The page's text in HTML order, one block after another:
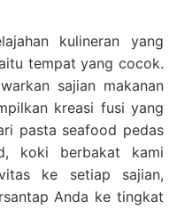
kulineran yang
tempat yang cocok.
sajian makanan
kreasi fusi yang
pasta seafood pedas
koki berbakat kami
ke setiap sajian,
Anda ke tingkat